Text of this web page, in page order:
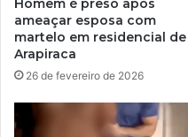
ameaçar esposa com
martelo em residencial de
Arapiraca
26 de fevereiro de 2026